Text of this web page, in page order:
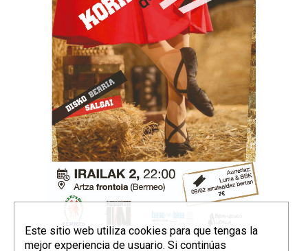
Este sitio web utiliza cookies para que tengas la
mejor experiencia de usuario. Si continúas